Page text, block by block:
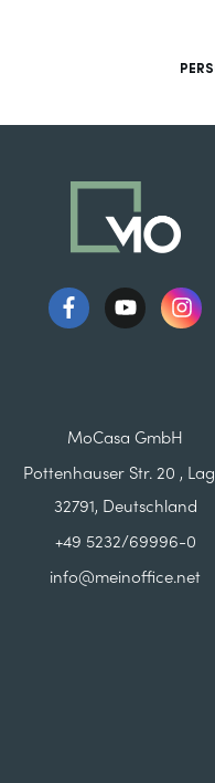
MoCasa GmbH
Pottenhauser Str. 20 ,
32791, Deutschland
+49 5232/69996-0
info@meinoffice.net